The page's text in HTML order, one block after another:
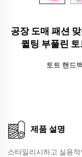
공장 도매 패션
퀼팅 부풀린
토트 핸드
제품 설명
스타일리시하고 실용